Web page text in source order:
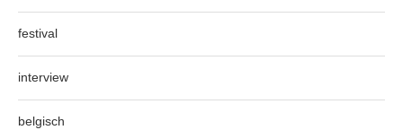
festival
interview
belgisch